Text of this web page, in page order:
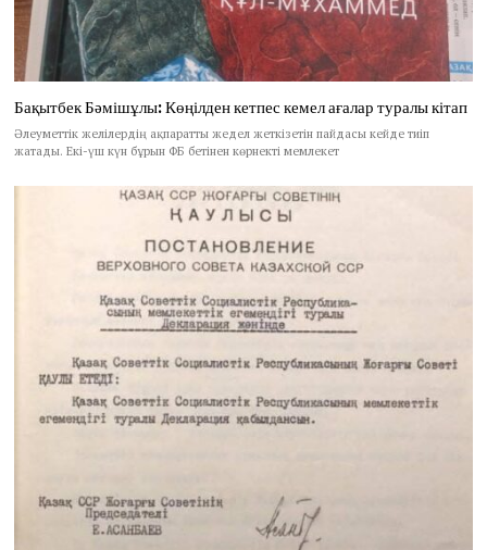
Бақытбек Бәмішұлы: Көңілден кетпес кемел ағалар туралы кітап
Әлеуметтік желілердің ақпаратты жедел жеткізетін пайдасы кейде тиіп
жатады. Екі-үш күн бұрын ФБ бетінен көрнекті мемлекет